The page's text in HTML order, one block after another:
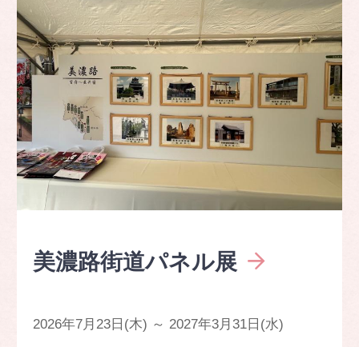
美濃路街道パネル展
2026年7月23日(木) ～ 2027年3月31日(水)